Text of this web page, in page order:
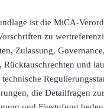
ist die MiCA-
zu
Zulassung, Governance,
Rücktauschrechten und
die Detailfragen